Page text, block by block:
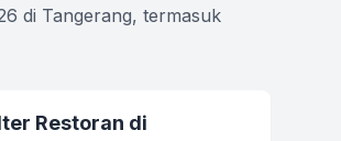
di Tangerang, termasuk
Restoran di